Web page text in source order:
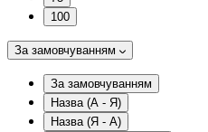
100
За замовчуванням
За замовчуванням
Назва (А - Я)
Назва (Я - А)